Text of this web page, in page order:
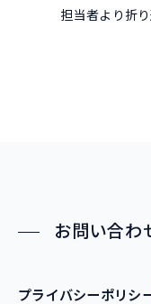
担当者より折
お問い合わ
プライバシーポリシ